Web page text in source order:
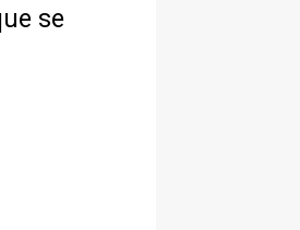
se